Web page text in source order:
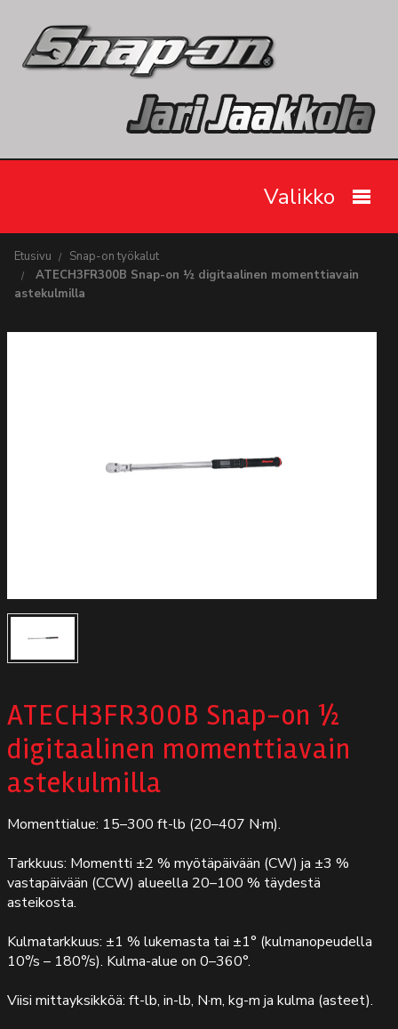
Valikko
Snap-on työkalut
Tarjoukset
Yritys
Etusivu
Snap-on työkalut
ATECH3FR300B Snap-on ½ digitaalinen momenttiavain
astekulmilla
ATECH3FR300B Snap-on ½
digitaalinen momenttiavain
astekulmilla
Momenttialue: 15–300 ft-lb (20–407 N·m).
Tarkkuus: Momentti ±2 % myötäpäivään (CW) ja ±3 %
vastapäivään (CCW) alueella 20–100 % täydestä
asteikosta.
Kulmatarkkuus: ±1 % lukemasta tai ±1° (kulmanopeudella
10°/s – 180°/s). Kulma-alue on 0–360°.
Viisi mittayksikköä: ft-lb, in-lb, N·m, kg-m ja kulma (asteet).